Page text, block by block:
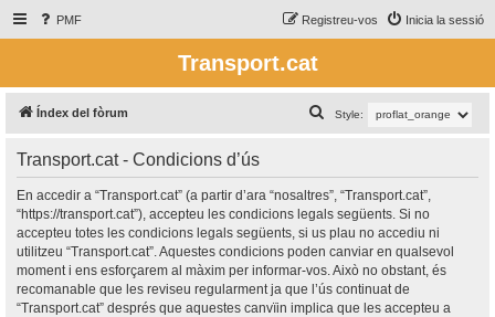
PMF Inicia la sessió
Registreu-vos
Transport.cat
Índex del fòrum Style:
e
c
a
Transport.cat - Condicions d’ús
En accedir a “Transport.cat” (a partir d’ara “nosaltres”, “Transport.cat”,
“https://transport.cat”), accepteu les condicions legals següents. Si no
accepteu totes les condicions legals següents, si us plau no accediu ni
utilitzeu “Transport.cat”. Aquestes condicions poden canviar en qualsevol
moment i ens esforçarem al màxim per informar-vos. Això no obstant, és
recomanable que les reviseu regularment ja que l’ús continuat de
“Transport.cat” després que aquestes canvïin implica que les accepteu a